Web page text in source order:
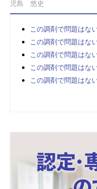
児島 悠史
この調剤で問題はな
この調剤で問題はな
この調剤で問題はな
この調剤で問題はな
この調剤で問題はな